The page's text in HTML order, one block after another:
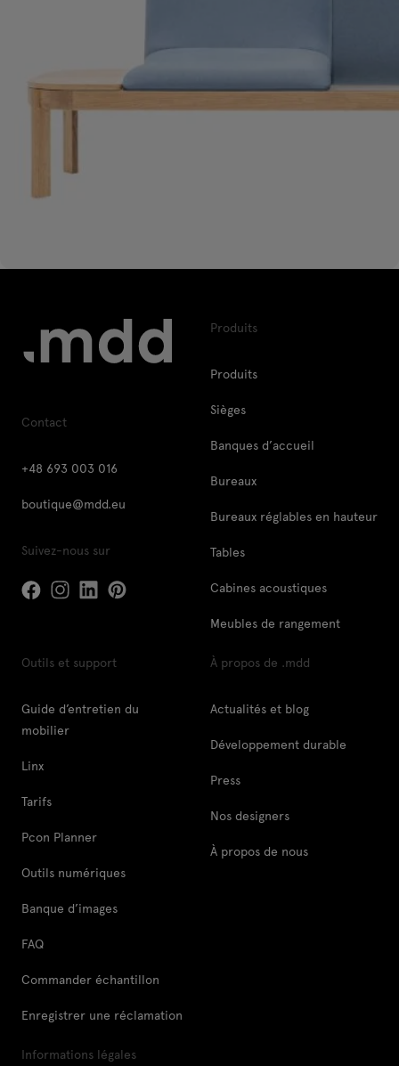
Contact
+48 693 003 016
boutique@mdd.eu
Suivez-nous sur
Produits
Produits
Sièges
Banques d’accueil
Bureaux
Bureaux réglables en hauteur
Tables
Cabines acoustiques
Meubles de rangement
Outils et support
Guide d’entretien du
mobilier
Linx
Tarifs
Pcon Planner
Outils numériques
Banque d’images
FAQ
Commander échantillon
Enregistrer une réclamation
À propos de .mdd
Actualités et blog
Développement durable
Press
Nos designers
À propos de nous
Informations légales